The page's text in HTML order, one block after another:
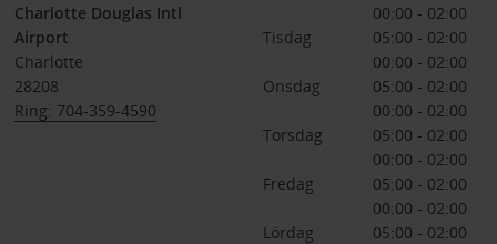
Charlotte Douglas Intl
Airport
Charlotte
28208
Ring: 704-359-4590
00:00 - 02:00
Tisdag
05:00 - 02:00
00:00 - 02:00
Onsdag
05:00 - 02:00
00:00 - 02:00
Torsdag
05:00 - 02:00
00:00 - 02:00
Fredag
05:00 - 02:00
00:00 - 02:00
Lördag
05:00 - 02:00